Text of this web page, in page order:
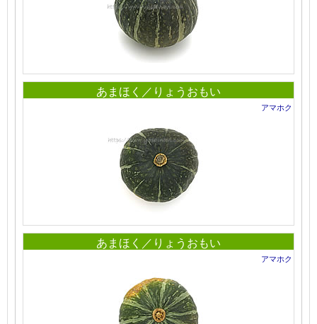
あまほく／りょうおもい
アマホク
あまほく／りょうおもい
アマホク